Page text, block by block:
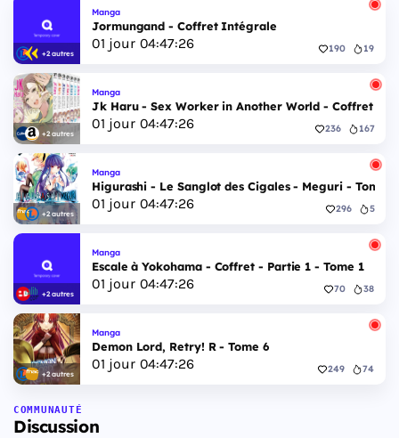
+2 autres
Manga
Jormungand - Coffret Intégrale
01 jour 04:47:25 190 19
+2 autres
Manga
Jk Haru - Sex Worker in Another World - Coffret
01 jour 04:47:25 236 167
+2 autres
Manga
Higurashi - Le Sanglot des Cigales - Meguri - Tome 5
01 jour 04:47:25 296 5
+2 autres
Manga
Escale à Yokohama - Coffret - Partie 1 - Tome 1
01 jour 04:47:25 70 38
+2 autres
Manga
Demon Lord, Retry! R - Tome 6
01 jour 04:47:25 249 74
COMMUNAUTÉ
Discussion